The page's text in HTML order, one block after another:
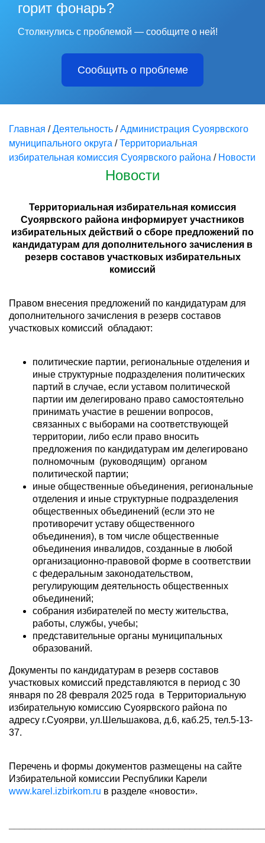
горит фонарь?
Столкнулись с проблемой — сообщите о ней!
Сообщить о проблеме
Главная /Деятельность /Администрация Суоярвского
муниципального округа /Территориальная
избирательная комиссия Суоярвского района / Новости
Новости
Территориальная избирательная комиссия
Суоярвского района информирует участников
избирательных действий о сборе предложений по
кандидатурам для дополнительного зачисления в
резерв составов участковых избирательных
комиссий
Правом внесения предложений по кандидатурам для
дополнительного зачисления в резерв составов
участковых комиссий обладают:
политические партии, региональные отделения и
иные структурные подразделения политических
партий в случае, если уставом политической
партии им делегировано право самостоятельно
принимать участие в решении вопросов,
связанных с выборами на соответствующей
территории, либо если право вносить
предложения по кандидатурам им делегировано
полномочным (руководящим) органом
политической партии;
иные общественные объединения, региональные
отделения и иные структурные подразделения
общественных объединений (если это не
противоречит уставу общественного
объединения), в том числе общественные
объединения инвалидов, созданные в любой
организационно-правовой форме в соответствии
с федеральным законодательством,
регулирующим деятельность общественных
объединений;
собрания избирателей по месту жительства,
работы, службы, учебы;
представительные органы муниципальных
образований.
Документы по кандидатурам в резерв составов
участковых комиссий представляются в период с 30
января по 28 февраля 2025 года в Территориальную
избирательную комиссию Суоярвского района по
адресу г.Суоярви, ул.Шельшакова, д.6, каб.25, тел.5-13-
37.
Перечень и формы документов размещены на сайте
Избирательной комиссии Республики Карели
www.karel.izbirkom.ru в разделе «новости».